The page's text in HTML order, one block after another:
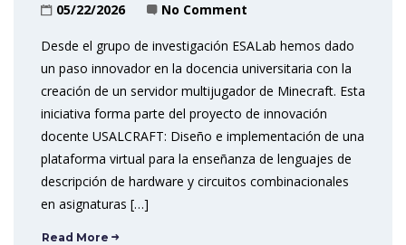
05/22/2026 No Comment
Desde el grupo de investigación ESALab hemos dado
un paso innovador en la docencia universitaria con la
creación de un servidor multijugador de Minecraft. Esta
iniciativa forma parte del proyecto de innovación
docente USALCRAFT: Diseño e implementación de una
plataforma virtual para la enseñanza de lenguajes de
descripción de hardware y circuitos combinacionales
en asignaturas […]
Read More